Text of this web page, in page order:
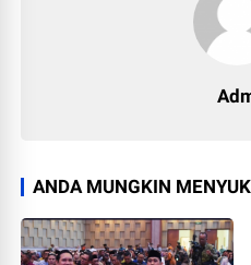
ANDA MUNGKIN